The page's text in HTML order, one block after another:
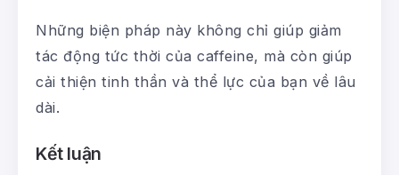
Những biện pháp này không chỉ giúp giảm
tác động tức thời của caffeine, mà còn giúp
cải thiện tinh thần và thể lực của bạn về lâu
dài.
Kết luận